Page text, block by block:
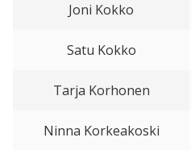
Joni Kokko
Satu Kokko
Tarja Korhonen
Ninna Korkeakoski